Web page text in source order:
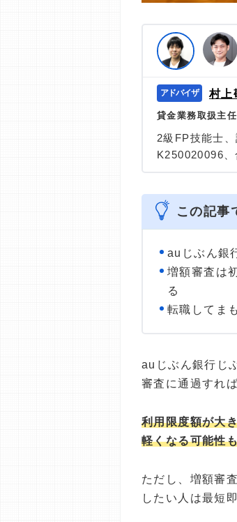
村上
貸金業務取扱主
2級FP技能士
K250020096、
は計2000本以
識と事実に基
この記事
auじぶん銀
増額審査は
る
転職してま
auじぶん銀行じ
審査に通過すれ
利用限度額が大
軽くなる可能性
ただし、増額審
したい人は最短